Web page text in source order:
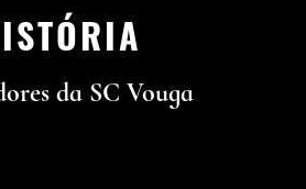
da SC Vouga